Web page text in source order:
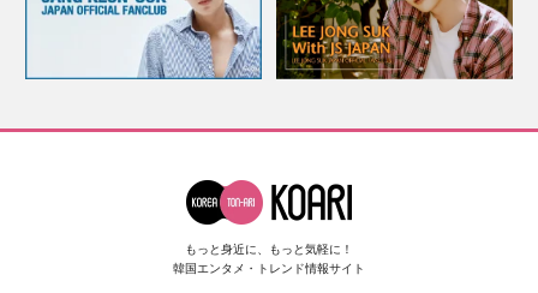
もっと身近に、もっと気軽に！
韓国エンタメ・トレンド情報サイト